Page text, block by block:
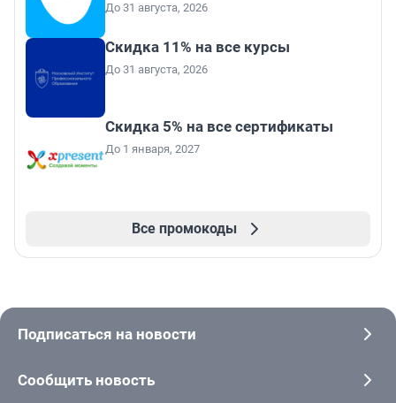
До 31 августа, 2026
Скидка 11% на все курсы
До 31 августа, 2026
Скидка 5% на все сертификаты
До 1 января, 2027
Все промокоды
Подписаться на новости
Сообщить новость